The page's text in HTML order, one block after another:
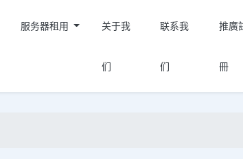
服务器租用 关于我
们
联系我
们
推廣
冊